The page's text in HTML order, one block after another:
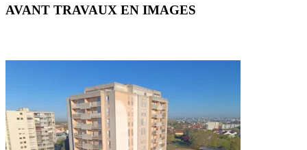
AVANT TRAVAUX EN IMAGES